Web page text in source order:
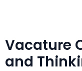
Vacature
and